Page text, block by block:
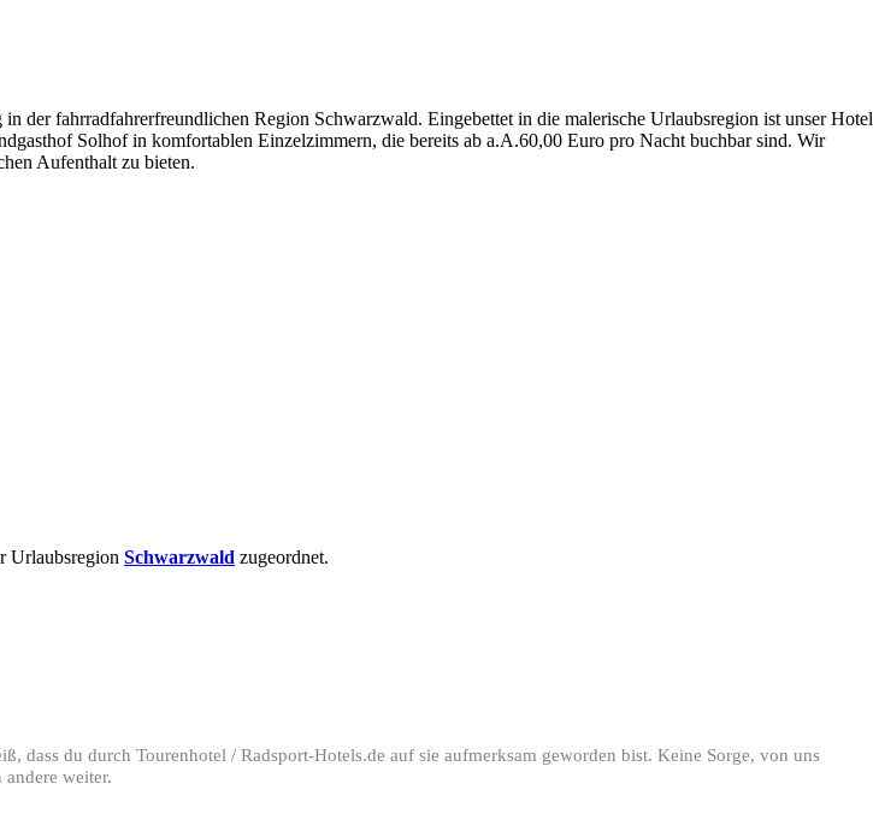
der fahrradfahrerfreundlichen Region Schwarzwald. Eingebettet in die malerische Urlaubsregion ist unser Hotel
Solhof in komfortablen Einzelzimmern, die bereits ab a.A.60,00 Euro pro Nacht buchbar sind. Wir
Aufenthalt zu bieten.
Urlaubsregion Schwarzwald zugeordnet.
dass du durch Tourenhotel / Radsport-Hotels.de auf sie aufmerksam geworden bist. Keine Sorge, von uns
weiter.